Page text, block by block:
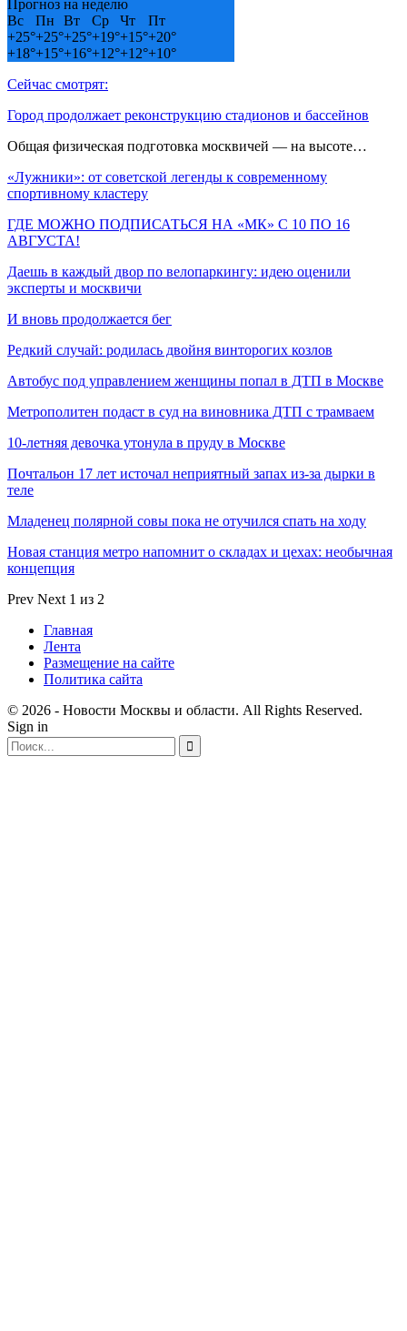
Прогноз на неделю
Вс
Пн Вт Ср Чт
Пт
+25°+25°+25°+19°+15°+20°
+18°+15°+16°+12°+12°+10°
Сейчас смотрят:
Город продолжает реконструкцию стадионов и бассейнов
Общая физическая подготовка москвичей — на высоте…
«Лужники»: от советской легенды к современному
спортивному кластеру
ГДЕ МОЖНО ПОДПИСАТЬСЯ НА «МК» С 10 ПО 16
АВГУСТА!
Даешь в каждый двор по велопаркингу: идею оценили
эксперты и москвичи
И вновь продолжается бег
Редкий случай: родилась двойня винторогих козлов
Автобус под управлением женщины попал в ДТП в Москве
Метрополитен подаст в суд на виновника ДТП с трамваем
10-летняя девочка утонула в пруду в Москве
Почтальон 17 лет источал неприятный запах из-за дырки в
теле
Младенец полярной совы пока не отучился спать на ходу
Новая станция метро напомнит о складах и цехах: необычная
концепция
Prev Next 1 из 2
Главная
Лента
Размещение на сайте
Политика сайта
© 2026 - Новости Москвы и области. All Rights Reserved.
Sign in